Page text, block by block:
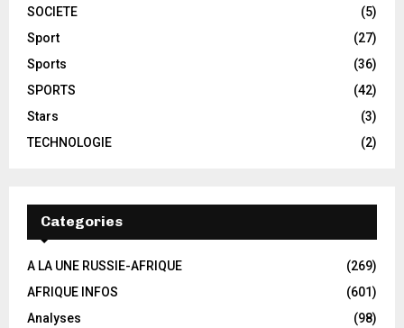
SOCIETE
(5)
Sport
(27)
Sports
(36)
SPORTS
(42)
Stars
(3)
TECHNOLOGIE
(2)
Categories
A LA UNE RUSSIE-AFRIQUE
(269)
AFRIQUE INFOS
(601)
Analyses
(98)